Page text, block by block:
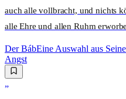
auch alle vollbracht, und nichts
alle Ehre und allen Ruhm
Der BábEine Auswahl aus
Angst
„